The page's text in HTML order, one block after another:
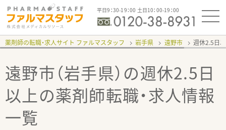
平日9：30-19：00 土日10：00-19：00
薬剤師の転職・求人サイト ファルマスタッフ 岩手県 遠野市 週休2.5日
遠野市（岩手県）の週休2.5日
以上の薬剤師転職・求人情報
一覧